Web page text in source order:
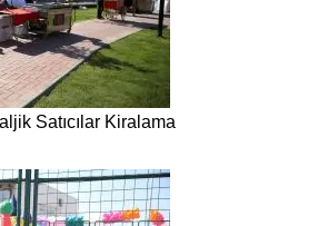
Satıcılar Kiralama